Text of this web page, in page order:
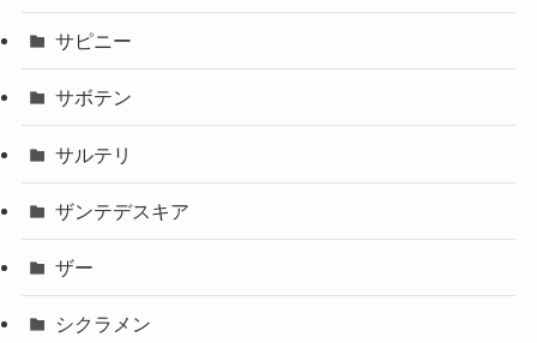
サピニー
サボテン
サルテリ
ザンテデスキア
ザー
シクラメン